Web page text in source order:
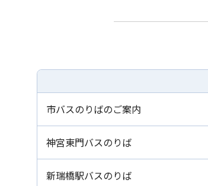
市バスのりばのご案内
神宮東門バスのりば
新瑞橋駅バスのりば